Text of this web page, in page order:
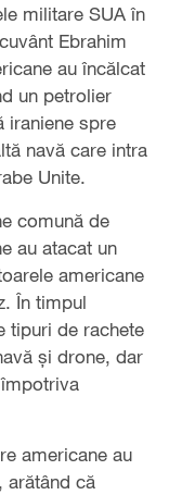
militare SUA în
Ebrahim
au încălcat
un petrolier
iraniene spre
navă care intra
Unite.
comună de
au atacat un
americane
În timpul
tipuri de rachete
și drone, dar
americane au
arătând că